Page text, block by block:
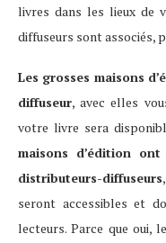
livres dans les lieux de
diffuseurs sont associés,
Les grosses maisons
diffuseur, avec elles
votre livre sera
maisons d’édition
distributeurs-diffuseurs
seront accessibles et
lecteurs. Parce que oui,